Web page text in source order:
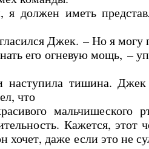
должен иметь
Джек. – Но я могу
его огневую мощь, –
тишина. Джек
что
мальчишеского
Кажется, этот
хочет, даже если это не